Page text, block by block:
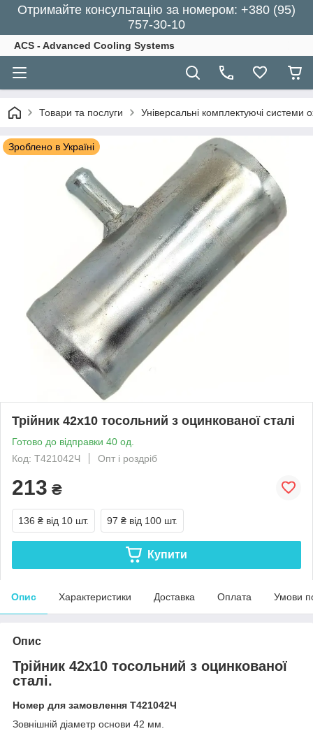
Отримайте консультацію за номером: +380 (95)
757-30-10
ACS - Advanced Cooling Systems
Товари та послуги Універсальні комплектуючі системи
Зроблено в Україні
Трійник 42x10 тосольний з оцинкованої сталі
Готово до відправки 40 од.
Код: Т421042Ч
Опт і роздріб
213 ₴
136 ₴ від 10 шт. 97 ₴ від 100 шт.
Купити
Опис Характеристики Доставка Оплата Умови
Опис
Трійник 42x10 тосольний з оцинкованої
сталі.
Номер для замовлення Т421042Ч
Зовнішній діаметр основи 42 мм.